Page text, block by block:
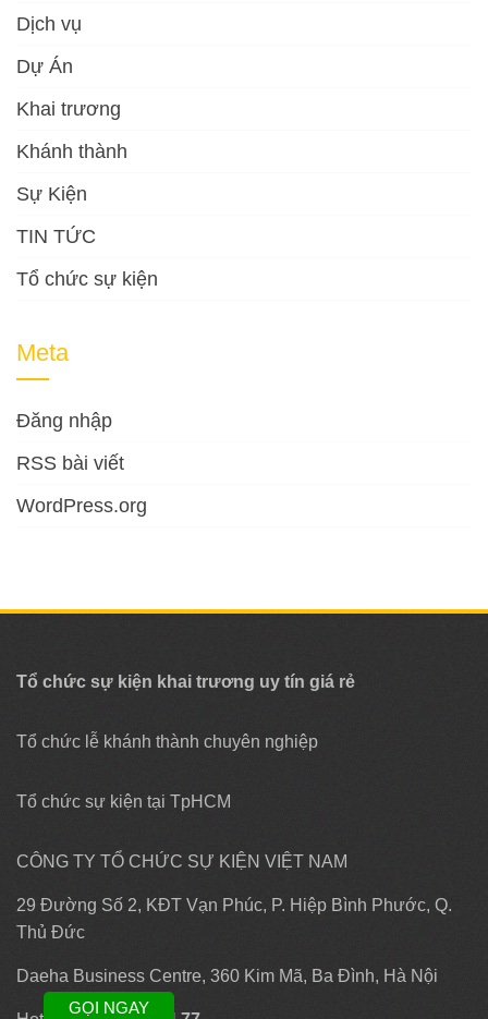
Dịch vụ
Dự Án
Khai trương
Khánh thành
Sự Kiện
TIN TỨC
Tổ chức sự kiện
Meta
Đăng nhập
RSS bài viết
WordPress.org
Tổ chức sự kiện khai trương uy tín giá rẻ
Tổ chức lễ khánh thành chuyên nghiệp
Tổ chức sự kiện tại TpHCM
CÔNG TY TỔ CHỨC SỰ KIỆN VIỆT NAM
29 Đường Số 2, KĐT Vạn Phúc, P. Hiệp Bình Phước, Q.
Thủ Đức
Daeha Business Centre, 360 Kim Mã, Ba Đình, Hà Nội
GỌI NGAY